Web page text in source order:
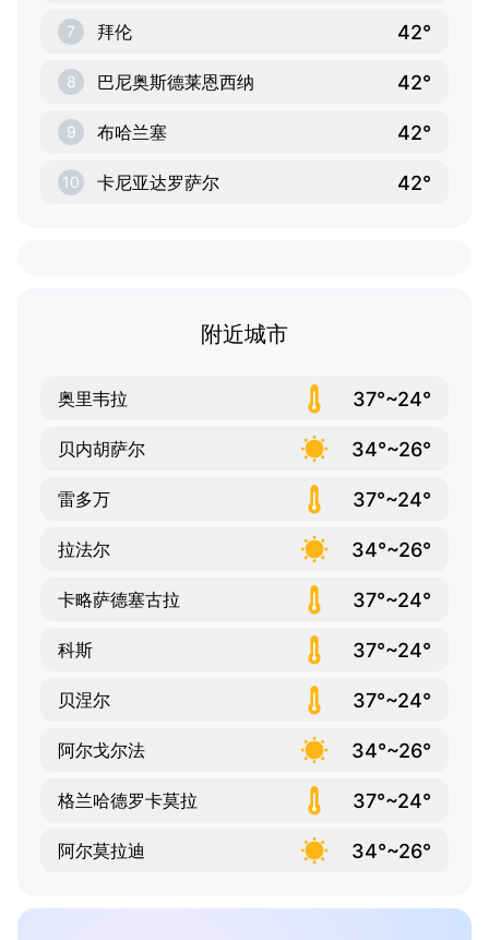
7 拜伦 42°
8 巴尼奥斯德莱恩西纳 42°
9 布哈兰塞 42°
10 卡尼亚达罗萨尔 42°
附近城市
奥里韦拉 37°~24°
贝内胡萨尔 34°~26°
雷多万 37°~24°
拉法尔 34°~26°
卡略萨德塞古拉 37°~24°
科斯 37°~24°
贝涅尔 37°~24°
阿尔戈尔法 34°~26°
格兰哈德罗卡莫拉 37°~24°
阿尔莫拉迪 34°~26°